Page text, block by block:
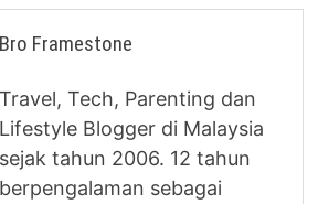
Bro Framestone
Travel, Tech, Parenting dan
Lifestyle Blogger di Malaysia
sejak tahun 2006. 12 tahun
berpengalaman sebagai